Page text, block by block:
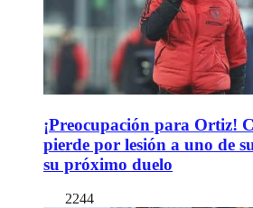
¡Preocupación para Ortiz!
pierde por lesión a uno de
su próximo duelo
2244